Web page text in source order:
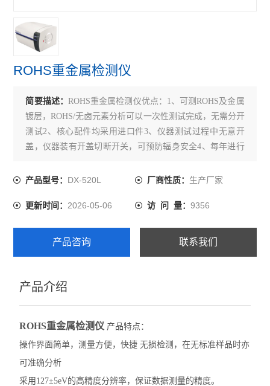
ROHS重金属检测仪
简要描述： ROHS重金属检测仪优点：1、可测ROHS及金属
镀层，ROHS/无卤元素分析可以一次性测试完成，无需分开
测试2、核心配件均采用进口件3、仪器测试过程中无意开
盖，仪器装有开盖切断开关，可预防辐身安全4、每年进行
的延长光管使用寿命的技术
产品型号： DX-520L 厂商性质： 生产厂家
更新时间：2026-05-06 访 问 量： 9356
产品咨询 联系我们
产品介绍
ROHS重金属检测仪 产品特点：
操作界面简单，测量方便，快捷 无损检测，在无标准样品时亦
可准确分析
采用127±5eV的高精度分辨率，保证数据测量的精度。